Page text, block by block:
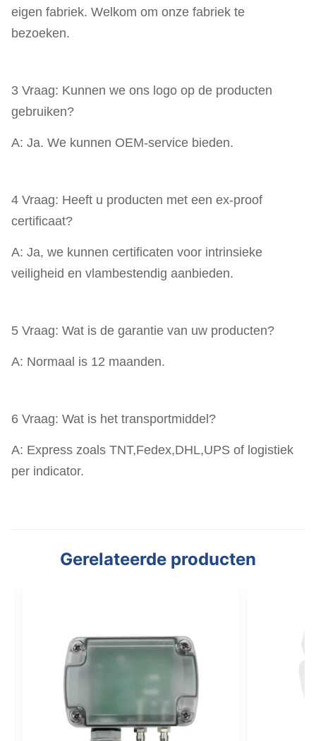
eigen fabriek. Welkom om onze fabriek te
bezoeken.
3 Vraag: Kunnen we ons logo op de producten
gebruiken?
A: Ja. We kunnen OEM-service bieden.
4 Vraag: Heeft u producten met een ex-proof
certificaat?
A: Ja, we kunnen certificaten voor intrinsieke
veiligheid en vlambestendig aanbieden.
5 Vraag: Wat is de garantie van uw producten?
A: Normaal is 12 maanden.
6 Vraag: Wat is het transportmiddel?
A: Express zoals TNT,Fedex,DHL,UPS of logistiek
per indicator.
Gerelateerde producten